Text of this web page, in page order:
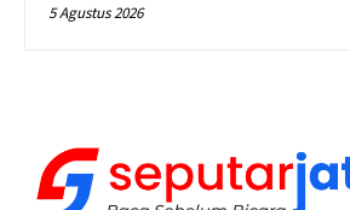
5 Agustus 2026